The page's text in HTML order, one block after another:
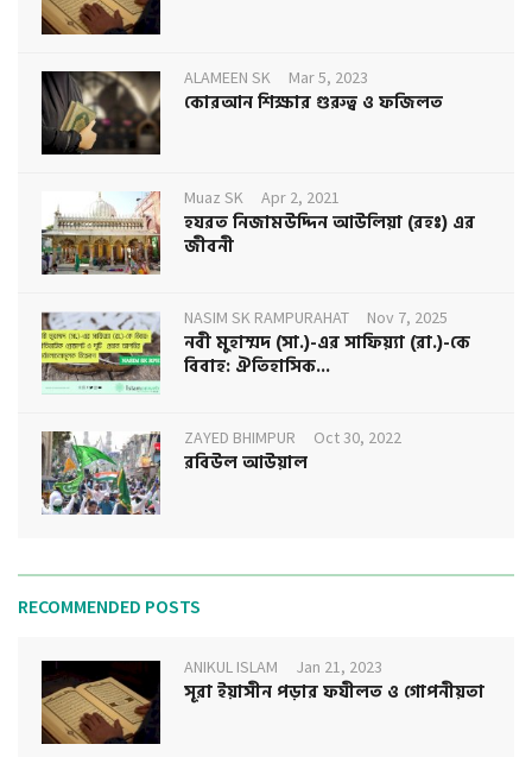
ALAMEEN SK Mar 5, 2023
কোরআন শিক্ষার গুরুত্ব ও ফজিলত
Muaz SK Apr 2, 2021
হযরত নিজামউদ্দিন আউলিয়া (রহঃ) এর
জীবনী
NASIM SK RAMPURAHAT Nov 7, 2025
নবী মুহাম্মদ (সা.)-এর সাফিয়্যা (রা.)-কে
বিবাহ: ঐতিহাসিক...
ZAYED BHIMPUR Oct 30, 2022
রবিউল আউয়াল
RECOMMENDED POSTS
ANIKUL ISLAM Jan 21, 2023
সূরা ইয়াসীন পড়ার ফযীলত ও গোপনীয়তা